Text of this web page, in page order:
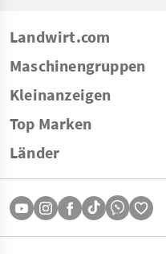
Landwirt.com
Maschinengruppen
Kleinanzeigen
Top Marken
Länder